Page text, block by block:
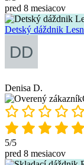
pred 8 mesiacov
Detský dáždnik
Denisa D.
5/5
pred 8 mesiacov